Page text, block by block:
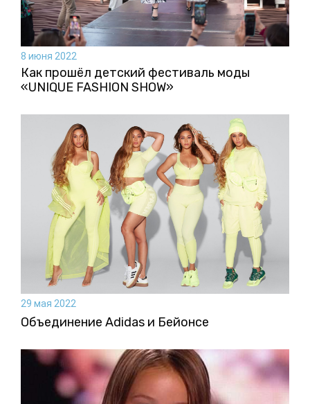
8 июня 2022
Как прошёл детский фестиваль моды
«UNIQUE FASHION SHOW»
29 мая 2022
Объединение Adidas и Бейонсе